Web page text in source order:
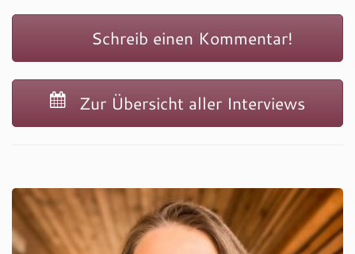
Schreib einen Kommentar!
Zur Übersicht aller Interviews